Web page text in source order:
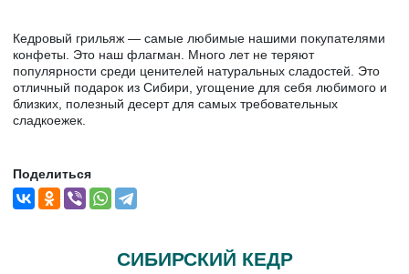
Кедровый грильяж — самые любимые нашими покупателями
конфеты. Это наш флагман. Много лет не теряют
популярности среди ценителей натуральных сладостей. Это
отличный подарок из Сибири, угощение для себя любимого и
близких, полезный десерт для самых требовательных
сладкоежек.
Поделиться
СИБИРСКИЙ КЕДР